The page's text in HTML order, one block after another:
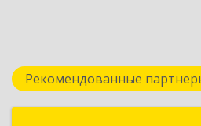
Рекомендованные